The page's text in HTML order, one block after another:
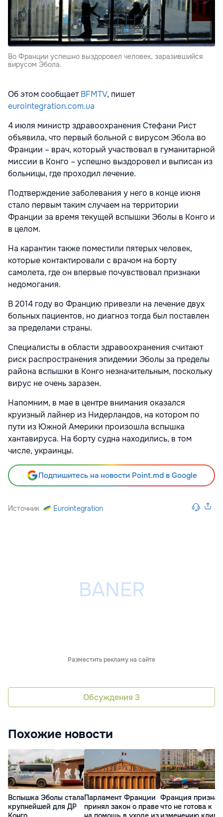
Во Франции успешно выздоровел человек, заразившийся
вирусом Эбола.
Об этом сообщаетBFMTV, пишет
eurointegration.com.ua
4 июля министр здравоохранения Стефани Рист
объявила, что первый больной с вирусом Эбола во
Франции – врач, который участвовал в гуманитарной
миссии в Конго – успешно выздоровел и выписан из
больницы, где проходил лечение.
Подтверждение заболевания у него в конце июня
стало первым таким случаем на территории
Франции за время текущей вспышки Эболы в Конго и
в целом.
На карантин также поместили пятерых человек,
которые контактировали с врачом на борту
самолета, где он впервые почувствовал признаки
недомогания.
В 2014 году во Францию привезли на лечение двух
больных пациентов, но диагноз тогда был поставлен
за пределами страны.
Специалисты в области здравоохранения считают
риск распространения эпидемии Эболы за пределы
района вспышки в Конго незначительным, поскольку
вирус не очень заразен.
Напомним, в мае в центре внимания оказался
круизный лайнер из Нидерландов, на котором по
пути из Южной Америки произошла вспышка
хантавируса. На борту судна находились, в том
числе, украинцы.
Подпишитесь на новости Point.md в Google
Источник Eurointegration
Разместить рекламу на сайте
Обсуждения 3
Похожие новости
Вспышка Эболы стала
крупнейшей для ДР
Парламент Франции
принял закон о праве
Франция
что не готова к